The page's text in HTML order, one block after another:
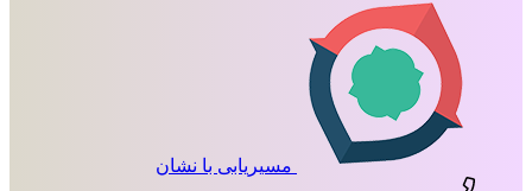
مسیریابی با نشان